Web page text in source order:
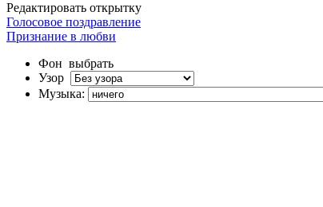
Редактировать открытку
Голосовое поздравление
Признание в любви
Фон выбрать
Узор
Музыка: